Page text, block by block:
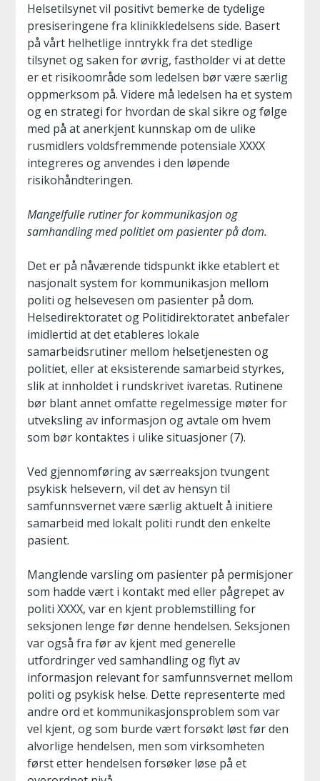
Helsetilsynet vil positivt bemerke de tydelige
presiseringene fra klinikkledelsens side. Basert
på vårt helhetlige inntrykk fra det stedlige
tilsynet og saken for øvrig, fastholder vi at dette
er et risikoområde som ledelsen bør være særlig
oppmerksom på. Videre må ledelsen ha et system
og en strategi for hvordan de skal sikre og følge
med på at anerkjent kunnskap om de ulike
rusmidlers voldsfremmende potensiale XXXX
integreres og anvendes i den løpende
risikohåndteringen.
Mangelfulle rutiner for kommunikasjon og
samhandling med politiet om pasienter på dom.
Det er på nåværende tidspunkt ikke etablert et
nasjonalt system for kommunikasjon mellom
politi og helsevesen om pasienter på dom.
Helsedirektoratet og Politidirektoratet anbefaler
imidlertid at det etableres lokale
samarbeidsrutiner mellom helsetjenesten og
politiet, eller at eksisterende samarbeid styrkes,
slik at innholdet i rundskrivet ivaretas. Rutinene
bør blant annet omfatte regelmessige møter for
utveksling av informasjon og avtale om hvem
som bør kontaktes i ulike situasjoner (7).
Ved gjennomføring av særreaksjon tvungent
psykisk helsevern, vil det av hensyn til
samfunnsvernet være særlig aktuelt å initiere
samarbeid med lokalt politi rundt den enkelte
pasient.
Manglende varsling om pasienter på permisjoner
som hadde vært i kontakt med eller pågrepet av
politi XXXX, var en kjent problemstilling for
seksjonen lenge før denne hendelsen. Seksjonen
var også fra før av kjent med generelle
utfordringer ved samhandling og flyt av
informasjon relevant for samfunnsvernet mellom
politi og psykisk helse. Dette representerte med
andre ord et kommunikasjonsproblem som var
vel kjent, og som burde vært forsøkt løst før den
alvorlige hendelsen, men som virksomheten
først etter hendelsen forsøker løse på et